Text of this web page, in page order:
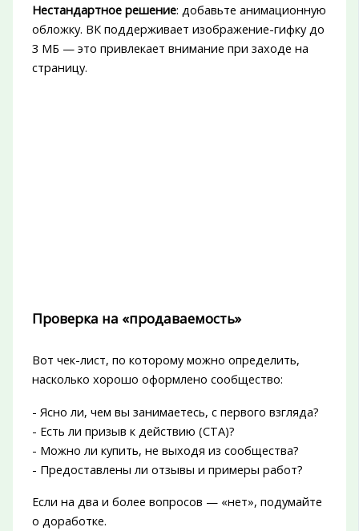
Нестандартное решение: добавьте анимационную
обложку. ВК поддерживает изображение-гифку до
3 МБ — это привлекает внимание при заходе на
страницу.
Проверка на «продаваемость»
Вот чек-лист, по которому можно определить,
насколько хорошо оформлено сообщество:
- Ясно ли, чем вы занимаетесь, с первого взгляда?
- Есть ли призыв к действию (CTA)?
- Можно ли купить, не выходя из сообщества?
- Предоставлены ли отзывы и примеры работ?
Если на два и более вопросов — «нет», подумайте
о доработке.